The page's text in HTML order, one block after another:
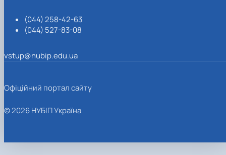
(044) 258-42-63
(044) 527-83-08
vstup@nubip.edu.ua
Офіційний портал сайту
© 2026 НУБІП Україна